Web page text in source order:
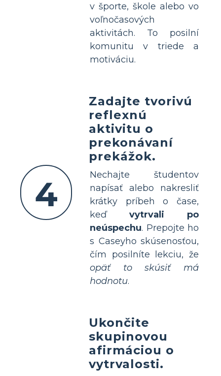
v športe, škole alebo vo
voľnočasových
aktivitách. To posilní
komunitu v triede a
motiváciu.
4
Zadajte tvorivú
reflexnú
aktivitu o
prekonávaní
prekážok.
Nechajte študentov
napísať alebo nakresliť
krátky príbeh o čase,
keď vytrvali po
neúspechu. Prepojte ho
s Caseyho skúsenosťou,
čím posilníte lekciu, že
opäť to skúsiť má
hodnotu.
Ukončite
skupinovou
afirmáciou o
vytrvalosti.